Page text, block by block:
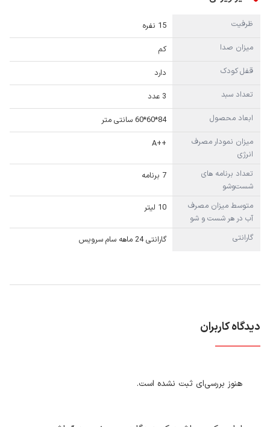
ظرفیت
15 نفره
میزان صدا
کم
قفل کودک
دارد
تعداد سبد
3 عدد
ابعاد محصول
84*60*60 سانتی متر
میزان نمودار مصرف
انرژی
++A
تعداد برنامه های
شست‌وشو
7 برنامه
متوسط میزان مصرف
آب در هر شست و شو
10 لیتر
گارانتی گارانتی 24 ماهه سام سرويس
دیدگاه کاربران
هنوز بررسی‌ای ثبت نشده است.